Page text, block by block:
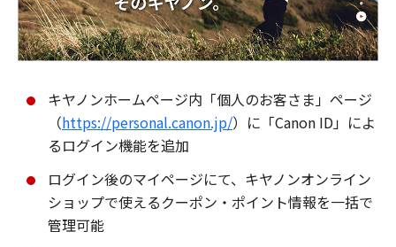
キヤノンホームページ内「個人のお客さま」ページ
（https://personal.canon.jp/）に「Canon ID」によ
るログイン機能を追加
ログイン後のマイページにて、キヤノンオンライン
ショップで使えるクーポン・ポイント情報を一括で
管理可能